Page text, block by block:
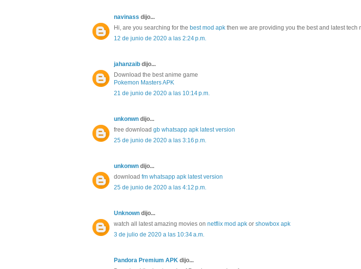
navinass dijo...
Hi, are you searching for the best mod apk then we are providing you the best and latest tech
12 de junio de 2020 a las 2:24 p.m.
jahanzaib dijo...
Download the best anime game
Pokemon Masters APK
21 de junio de 2020 a las 10:14 p.m.
unkonwn dijo...
free download gb whatsapp apk latest version
25 de junio de 2020 a las 3:16 p.m.
unkonwn dijo...
download fm whatsapp apk latest version
25 de junio de 2020 a las 4:12 p.m.
Unknown dijo...
watch all latest amazing movies on netflix mod apk or showbox apk
3 de julio de 2020 a las 10:34 a.m.
Pandora Premium APK dijo...